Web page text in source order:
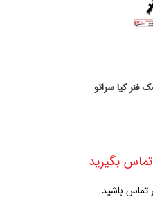
فنر کیا سراتو
بگیرید
تماس باشید.